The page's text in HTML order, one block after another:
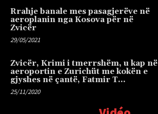
Rrahje banale mes pasagjerëve në
aeroplanin nga Kosova për në
Zvicër
29/05/2021
Zvicër, Krimi i tmerrshëm, u kap në
aeroportin e Zurichüt me kokën e
gjyshes në çantë, Fatmir T…
25/11/2020